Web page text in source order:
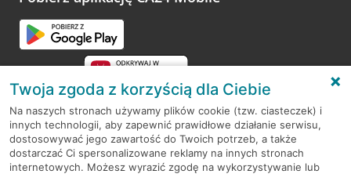
RODO
Regulamin serwisu
Twoja zgoda z korzyścią dla Ciebie
Na naszych stronach używamy plików cookie (tzw. ciasteczek) i
innych technologii, aby zapewnić prawidłowe działanie serwisu,
dostosowywać jego zawartość do Twoich potrzeb, a także
dostarczać Ci spersonalizowane reklamy na innych stronach
internetowych. Możesz wyrazić zgodę na wykorzystywanie lub